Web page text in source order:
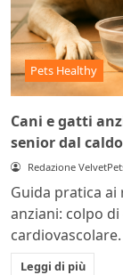
Pets Healthy
Cani e gatti
senior dal caldo
Redazione
Guida pratica ai
anziani: colpo
Leggi di più